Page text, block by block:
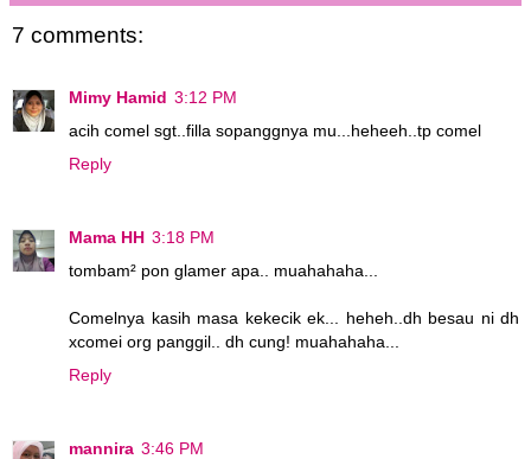
7 comments:
Mimy Hamid 3:12 PM
acih comel sgt..filla sopanggnya mu...heheeh..tp comel
Reply
Mama HH 3:18 PM
tombam² pon glamer apa.. muahahaha...
Comelnya kasih masa kekecik ek... heheh..dh besau ni dh
xcomei org panggil.. dh cung! muahahaha...
Reply
mannira 3:46 PM